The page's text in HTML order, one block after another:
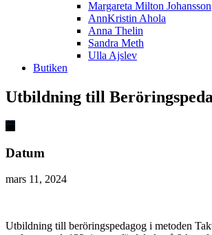
Margareta Milton Johansson
AnnKristin Ahola
Anna Thelin
Sandra Meth
Ulla Ajslev
Butiken
Utbildning till
Datum
mars 11, 2024
Utbildning till beröringspedagog i metoden